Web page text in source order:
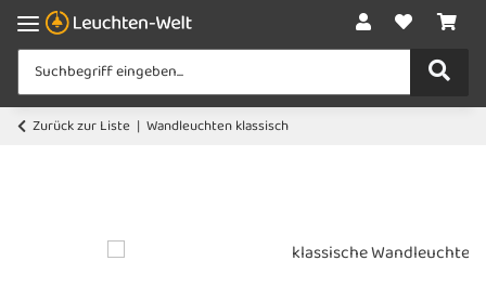
Zurück zur Liste Wandleuchten klassisch